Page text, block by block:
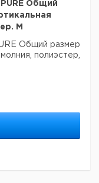
Общий
M
Общий размер
полиэстер,